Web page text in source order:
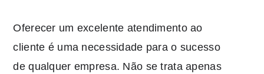
Oferecer um excelente atendimento ao
cliente é uma necessidade para o sucesso
de qualquer empresa. Não se trata apenas